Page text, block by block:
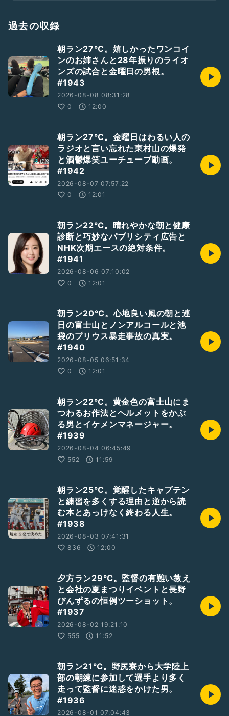
#セバスチャンサウェ
#ヨミフケジェルチャ
#ハーフマラソン日本記録
#夢
#500円玉
#匂い
#女子大生
過去の収録
朝ラン27℃。嬉しかったワンコイ
ンのお姉さんと28年振りのライオ
ンズの試合と金曜日の男根。
#1943
2026-08-08 08:31:28
0
12:00
朝ラン27℃。金曜日はわるい人の
ラジオと言い忘れた東村山の爆発
と酒鬱爆笑ユーチューブ動画。
#1942
2026-08-07 07:57:22
0
12:01
朝ラン22℃。晴れやかな朝と健康
診断と巧妙なパブリシティ広告と
NHK次期エースの絶対条件。
#1941
2026-08-06 07:10:02
0
12:01
朝ラン20℃。心地良い風の朝と連
日の富士山とノンアルコールと池
袋のプリウス暴走事故の真実。
#1940
2026-08-05 06:51:34
0
12:01
朝ラン22℃。黄金色の富士山にま
つわるお作法とヘルメットをかぶ
る男とイケメンマネージャー。
#1939
2026-08-04 06:45:49
552
11:59
朝ラン25℃。覚醒したキャプテン
と練習を多くする理由と逆から読
む本とあっけなく終わる人生。
#1938
2026-08-03 07:41:31
836
12:00
夕方ラン29℃。監督の有難い教え
と会社の夏まつりイベントと長野
びんずるの恒例ツーショット。
#1937
2026-08-02 19:21:10
555
11:52
朝ラン21℃。野尻寮から大学陸上
部の朝練に参加して選手より多く
走って監督に迷惑をかけた男。
#1936
2026-08-01 07:04:43